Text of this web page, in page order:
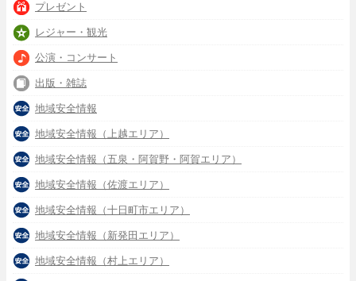
プレゼント
レジャー・観光
公演・コンサート
出版・雑誌
地域安全情報
地域安全情報（上越エリア）
地域安全情報（五泉・阿賀野・阿賀エリア）
地域安全情報（佐渡エリア）
地域安全情報（十日町市エリア）
地域安全情報（新発田エリア）
地域安全情報（村上エリア）